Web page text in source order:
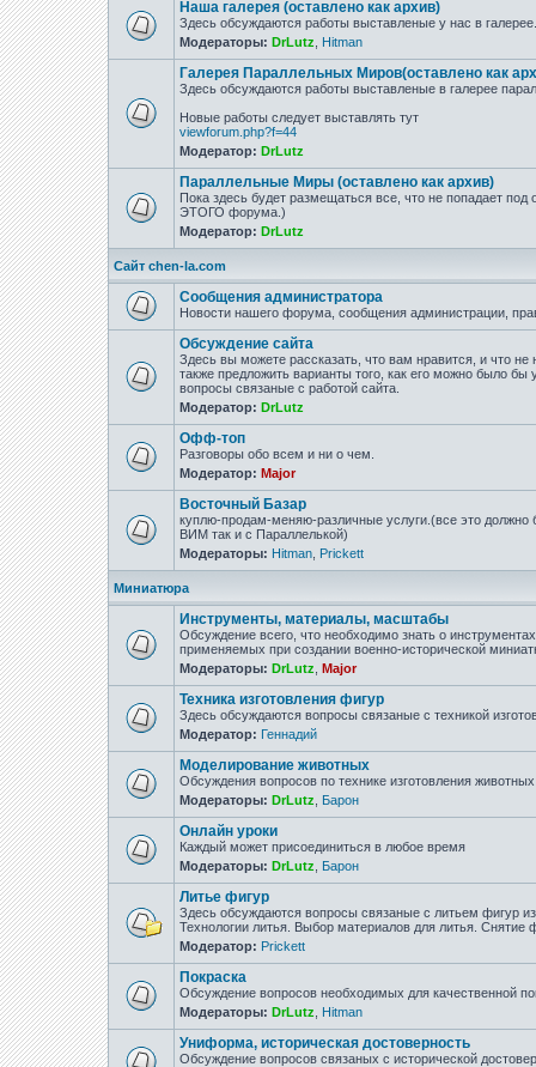
Наша галерея (оставлено как архив)
Здесь обсуждаются работы выставленые у нас в галерее.
Модераторы: DrLutz Hitman
Галерея Параллельных Миров(оставлено как
Здесь обсуждаются работы выставленые в галерее
Новые работы следует выставлять тут
viewforum.php?f=44
Модератор: DrLutz
Параллельные Миры (оставлено как архив)
Пока здесь будет размещаться все, что не попадает
ЭТОГО форума.)
Модератор: DrLutz
Сайт chen-la.com
Сообщения администратора
Новости нашего форума, сообщения администрации,
Обсуждение сайта
Здесь вы можете рассказать, что вам нравится, и что не
также предложить варианты того, как его можно было бы
вопросы связаные с работой сайта.
Модератор: DrLutz
Офф-топ
Разговоры обо всем и ни о чем.
Модератор: Major
Восточный Базар
куплю-продам-меняю-различные услуги.(все это должно
ВИМ так и с Параллелькой)
Модераторы: Hitman Prickett
Миниатюра
Инструменты, материалы, масштабы
Обсуждение всего, что необходимо знать о
применяемых при создании военно-исторической
Модераторы: DrLutz Major
Техника изготовления фигур
Здесь обсуждаются вопросы связаные с техникой
Модератор: Геннадий
Моделирование животных
Обсуждения вопросов по технике изготовления
Модераторы: DrLutz Барон
Онлайн уроки
Каждый может присоединиться в любое время
Модераторы: DrLutz Барон
Литье фигур
Здесь обсуждаются вопросы связаные с литьем фигур
Технологии литья. Выбор материалов для литья. Снятие
Модератор: Prickett
Покраска
Обсуждение вопросов необходимых для качественной
Модераторы: DrLutz Hitman
Униформа, историческая достоверность
Обсуждение вопросов связаных с исторической